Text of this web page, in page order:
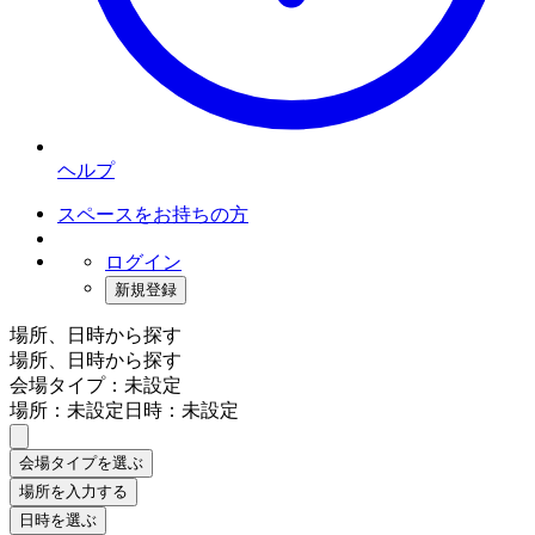
ヘルプ
スペースをお持ちの方
ログイン
新規登録
場所、日時から探す
場所、日時から探す
会場タイプ：未設定
場所：未設定日時：未設定
会場タイプを選ぶ
場所を入力する
日時を選ぶ